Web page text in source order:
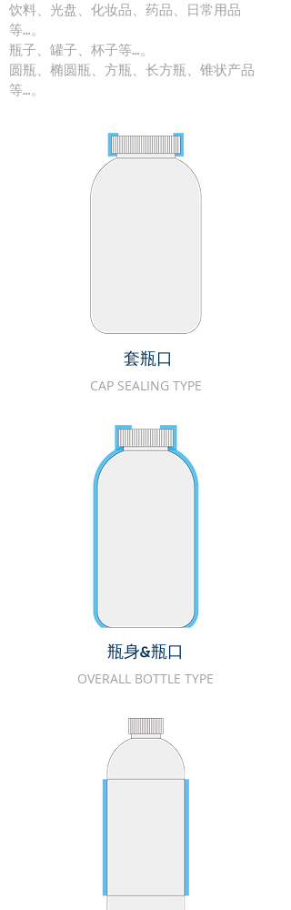
饮料、光盘、化妆品、药品、日常用品
等…。
瓶子、罐子、杯子等…。
圆瓶、椭圆瓶、方瓶、长方瓶、锥状产品
等…。
套瓶口
CAP SEALING TYPE
瓶身&瓶口
OVERALL BOTTLE TYPE